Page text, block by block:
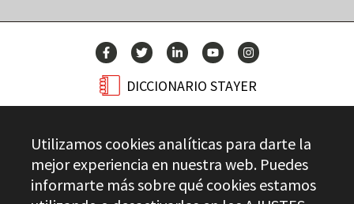
DICCIONARIO STAYER
CONTACTO
Utilizamos cookies analíticas para darte la
mejor experiencia en nuestra web. Puedes
informarte más sobre qué cookies estamos